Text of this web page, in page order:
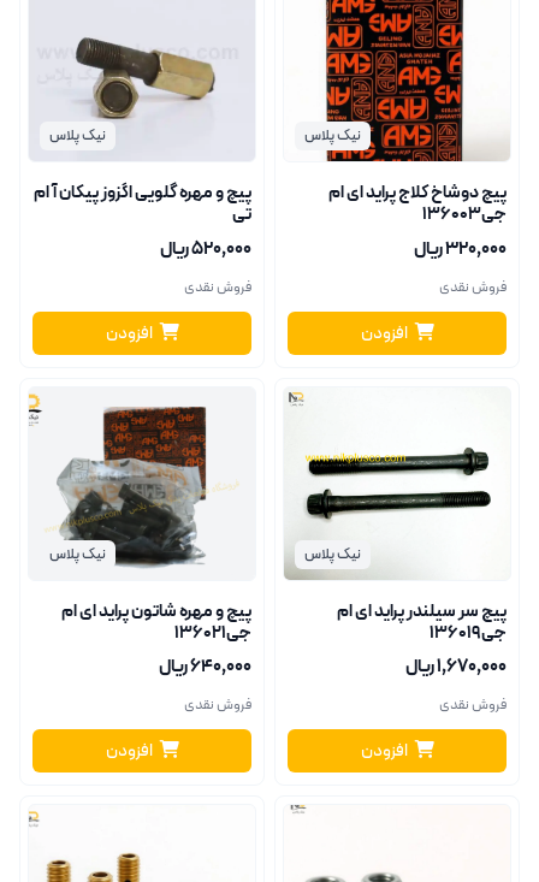
نیک پلاس
پیچ دوشاخ کلاج پراید ای ام
جی136003
۳۲۰٬۰۰۰ ریال
فروش نقدی
افزودن
نیک پلاس
پیچ و مهره گلویی اگزوز پیکان آ ام
تی
۵۲۰٬۰۰۰ ریال
فروش نقدی
افزودن
نیک پلاس
پیچ سر سیلندر پراید ای ام
جی136019
۱٬۶۷۰٬۰۰۰ ریال
فروش نقدی
افزودن
نیک پلاس
پیچ و مهره شاتون پراید ای ام
جی136021
۶۴۰٬۰۰۰ ریال
فروش نقدی
افزودن